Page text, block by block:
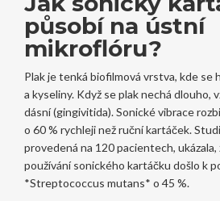
působí na ústní
mikroflóru?
Plak je tenká biofilmová vrstva, kde se
a kyseliny. Když se plak nechá dlouho,
dásní (gingivitida). Sonické vibrace
o 60 % rychleji než ruční kartáček.
provedená na 120 pacientech,
používání sonického kartáčku došlo k
*Streptococcus mutans* o 45 %.